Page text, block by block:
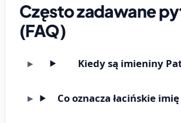
Często zadawane
(FAQ)
Kiedy są imieniny
Co oznacza łacińskie